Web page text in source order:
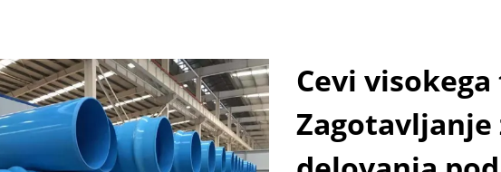
Cevi visokega
Zagotavljanje